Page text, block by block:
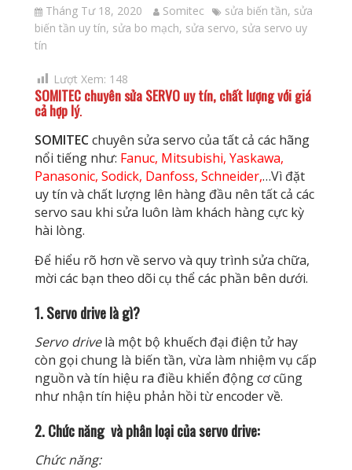
Tháng Tư 18, 2020 Somitec sửa biến tần, sửa
biến tần uy tín, sửa bo mạch, sửa servo, sửa servo uy
tín
Lượt Xem: 148
SOMITECchuyên sửa SERVO uy tín, chất lượng với giá
cả hợp lý.
SOMITECchuyên sửa servo của tất cả các hãng
nổi tiếng như: Fanuc, Mitsubishi, Yaskawa,
Panasonic, Sodick, Danfoss, Schneider,…Vì đặt
uy tín và chất lượng lên hàng đầu nên tất cả các
servo sau khi sửa luôn làm khách hàng cực kỳ
hài lòng.
Để hiểu rõ hơn về servo và quy trình sửa chữa,
mời các bạn theo dõi cụ thể các phần bên dưới.
1. Servo drive là gì?
Servo drivelà một bộ khuếch đại điện tử hay
còn gọi chung là biến tần, vừa làm nhiệm vụ cấp
nguồn và tín hiệu ra điều khiển động cơ cũng
như nhận tín hiệu phản hồi từ encoder về.
2. Chức năng và phân loại của servo drive:
Chức năng: